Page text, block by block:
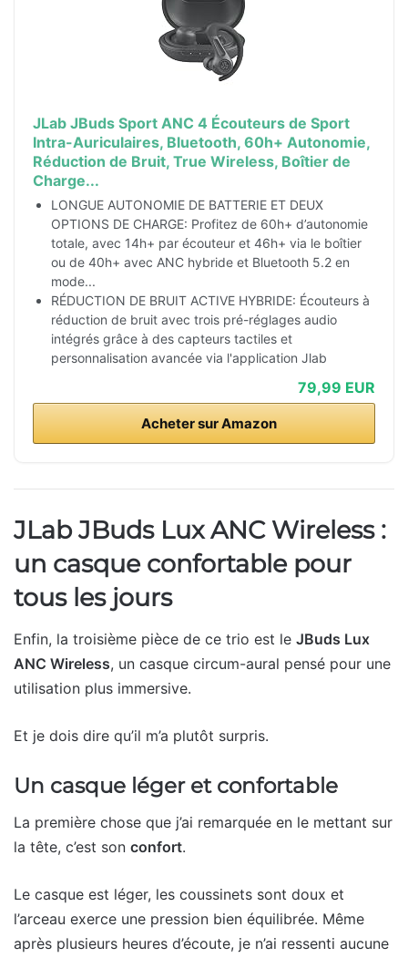
JLab JBuds Sport ANC 4 Écouteurs de Sport
Intra-Auriculaires, Bluetooth, 60h+ Autonomie,
Réduction de Bruit, True Wireless, Boîtier de
Charge...
LONGUE AUTONOMIE DE BATTERIE ET DEUX
OPTIONS DE CHARGE: Profitez de 60h+ d’autonomie
totale, avec 14h+ par écouteur et 46h+ via le boîtier
ou de 40h+ avec ANC hybride et Bluetooth 5.2 en
mode...
RÉDUCTION DE BRUIT ACTIVE HYBRIDE: Écouteurs à
réduction de bruit avec trois pré-réglages audio
intégrés grâce à des capteurs tactiles et
personnalisation avancée via l'application Jlab
79,99 EUR
Acheter sur Amazon
JLab JBuds Lux ANC Wireless :
un casque confortable pour
tous les jours
Enfin, la troisième pièce de ce trio est le JBuds Lux
ANC Wireless, un casque circum-aural pensé pour une
utilisation plus immersive.
Et je dois dire qu’il m’a plutôt surpris.
Un casque léger et confortable
La première chose que j’ai remarquée en le mettant sur
la tête, c’est son confort.
Le casque est léger, les coussinets sont doux et
l’arceau exerce une pression bien équilibrée. Même
après plusieurs heures d’écoute, je n’ai ressenti aucune